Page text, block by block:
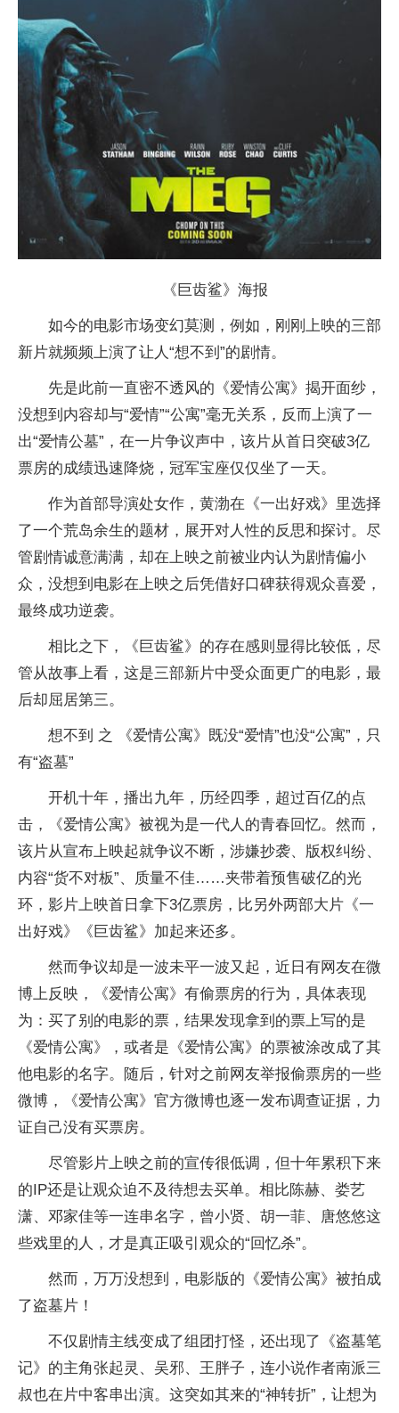
《巨齿鲨》海报
如今的电影市场变幻莫测，例如，刚刚上映的三部
新片就频频上演了让人“想不到”的剧情。
先是此前一直密不透风的《爱情公寓》揭开面纱，
没想到内容却与“爱情”“公寓”毫无关系，反而上演了一
出“爱情公墓”，在一片争议声中，该片从首日突破3亿
票房的成绩迅速降烧，冠军宝座仅仅坐了一天。
作为首部导演处女作，黄渤在《一出好戏》里选择
了一个荒岛余生的题材，展开对人性的反思和探讨。尽
管剧情诚意满满，却在上映之前被业内认为剧情偏小
众，没想到电影在上映之后凭借好口碑获得观众喜爱，
最终成功逆袭。
相比之下，《巨齿鲨》的存在感则显得比较低，尽
管从故事上看，这是三部新片中受众面更广的电影，最
后却屈居第三。
想不到 之 《爱情公寓》既没“爱情”也没“公寓”，只
有“盗墓”
开机十年，播出九年，历经四季，超过百亿的点
击，《爱情公寓》被视为是一代人的青春回忆。然而，
该片从宣布上映起就争议不断，涉嫌抄袭、版权纠纷、
内容“货不对板”、质量不佳……夹带着预售破亿的光
环，影片上映首日拿下3亿票房，比另外两部大片《一
出好戏》《巨齿鲨》加起来还多。
然而争议却是一波未平一波又起，近日有网友在微
博上反映，《爱情公寓》有偷票房的行为，具体表现
为：买了别的电影的票，结果发现拿到的票上写的是
《爱情公寓》，或者是《爱情公寓》的票被涂改成了其
他电影的名字。随后，针对之前网友举报偷票房的一些
微博，《爱情公寓》官方微博也逐一发布调查证据，力
证自己没有买票房。
尽管影片上映之前的宣传很低调，但十年累积下来
的IP还是让观众迫不及待想去买单。相比陈赫、娄艺
潇、邓家佳等一连串名字，曾小贤、胡一菲、唐悠悠这
些戏里的人，才是真正吸引观众的“回忆杀”。
然而，万万没想到，电影版的《爱情公寓》被拍成
了盗墓片！
不仅剧情主线变成了组团打怪，还出现了《盗墓笔
记》的主角张起灵、吴邪、王胖子，连小说作者南派三
叔也在片中客串出演。这突如其来的“神转折”，让想为